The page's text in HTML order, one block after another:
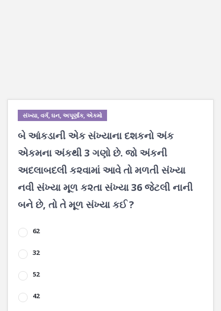
સંખ્યા, વર્ગ, ઘન, અપૂર્ણાંક, એકમો
બે આંકડાની એક સંખ્યાના દશકનો અંક
એકમના અંકથી 3 ગણો છે. જો અંકની
અદલાબદલી ક૨વામાં આવે તો મળતી સંખ્યા
નવી સંખ્યા મૂળ ક૨તા સંખ્યા 36 જેટલી નાની
બને છે, તો તે મૂળ સંખ્યા કઈ ?
62
32
52
42